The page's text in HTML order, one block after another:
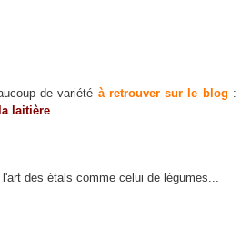
de variété à retrouver sur le blog :
laitière
des étals comme celui de légumes...